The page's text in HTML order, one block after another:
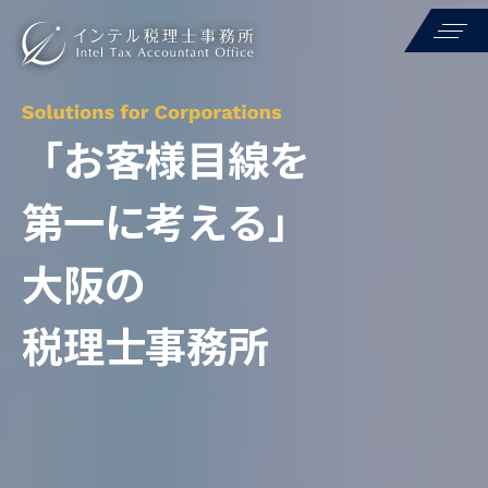
インテル税理士事務所
サービス
料金案内
税理士紹介
「お客様目線を
第一に考える」
大阪の
税理士事務所